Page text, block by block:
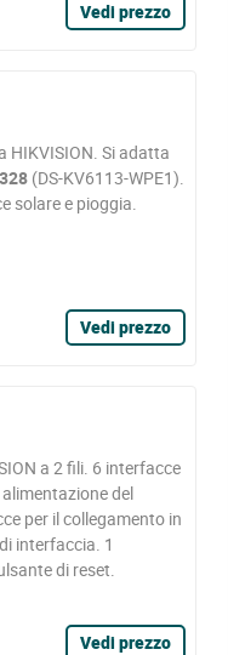
Vedi prezzo
HIKVISION. Si adatta
(DS-KV6113-WPE1).
solare e pioggia.
Vedi prezzo
a 2 fili. 6 interfacce
del
per il collegamento in
interfaccia. 1
di reset.
Vedi prezzo